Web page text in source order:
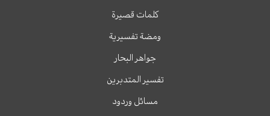
كلمات قصيرة
ومضة تفسيرية
جواهر البحار
تفسير المتدبرين
مسائل وردود